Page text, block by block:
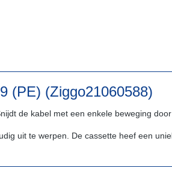
(PE) (Ziggo21060588)
de kabel met een enkele beweging
uit te werpen. De cassette heef een